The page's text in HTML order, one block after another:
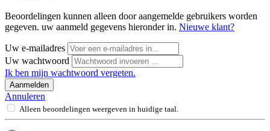
Beoordelingen kunnen alleen door aangemelde gebruikers worden
gegeven. uw aanmeld gegevens hieronder in. Nieuwe klant?
Uw e-mailadres
Uw wachtwoord
Ik ben mijn wachtwoord vergeten.
Aanmelden
Annuleren
Alleen beoordelingen weergeven in huidige taal.